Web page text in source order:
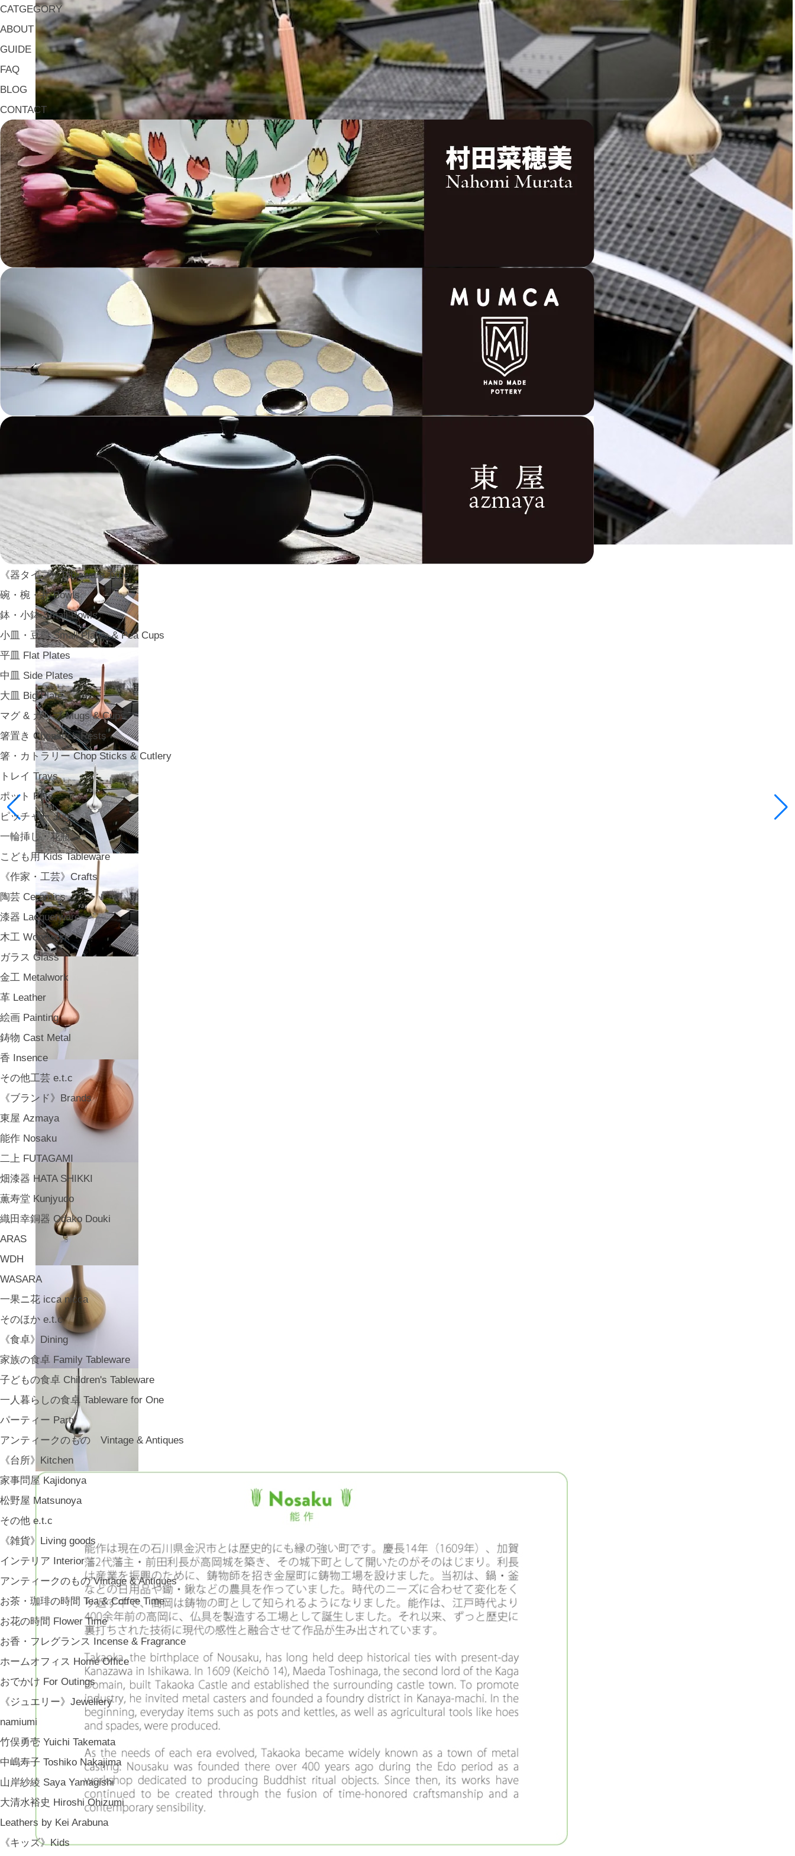
CATGEGORY
ABOUT
GUIDE
FAQ
BLOG
CONTACT
《器タイプ》Tableware Type
碗・椀・丼 Bowls
鉢・小鉢 Small Bowls
小皿・豆皿 Small Plates & Pea Cups
平皿 Flat Plates
中皿 Side Plates
大皿 Big Plate
マグ & カップ Mugs & Cups
箸置き Chopstick Rests
箸・カトラリー Chop Sticks & Cutlery
トレイ Trays
ポット Pots
ピッチャー Jugs
一輪挿し・花瓶
こども用 Kids Tableware
《作家・工芸》Crafts
陶芸 Ceramics
漆器 Lacquerware
木工 Woodwork
ガラス Glass
金工 Metalwork
革 Leather
絵画 Painting
鋳物 Cast Metal
香 Insence
その他工芸 e.t.c
《ブランド》Brands
東屋 Azmaya
能作 Nosaku
二上 FUTAGAMI
畑漆器 HATA SHIKKI
薫寿堂 Kunjyudo
織田幸銅器 Odako Douki
ARAS
WDH
WASARA
一果ニ花 icca nicca
そのほか e.t.c
《食卓》Dining
家族の食卓 Family Tableware
子どもの食卓 Children's Tableware
一人暮らしの食卓 Tableware for One
パーティー Party
アンティークのもの Vintage & Antiques
《台所》Kitchen
家事問屋 Kajidonya
松野屋 Matsunoya
その他 e.t.c
《雑貨》Living goods
インテリア Interior
アンティークのもの Vintage & Antiques
お茶・珈琲の時間 Tea & Coffee Time
お花の時間 Flower Time
お香・フレグランス Incense & Fragrance
ホームオフィス Home Office
おでかけ For Outings
《ジュエリー》Jewellery
namiumi
竹俣勇壱 Yuichi Takemata
中嶋寿子 Toshiko Nakajima
山岸紗綾 Saya Yamagishi
大清水裕史 Hiroshi Ohizumi
Leathers by Kei Arabuna
《キッズ》Kids